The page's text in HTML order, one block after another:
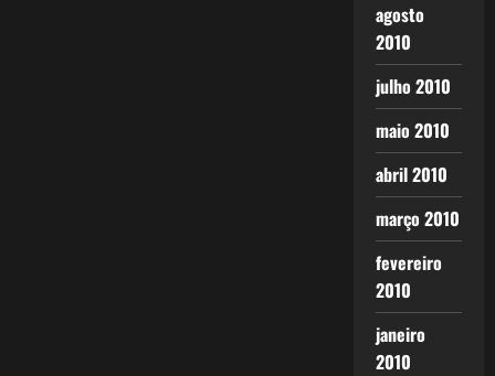
agosto
2010
julho 2010
maio 2010
abril 2010
março 2010
fevereiro
2010
janeiro
2010